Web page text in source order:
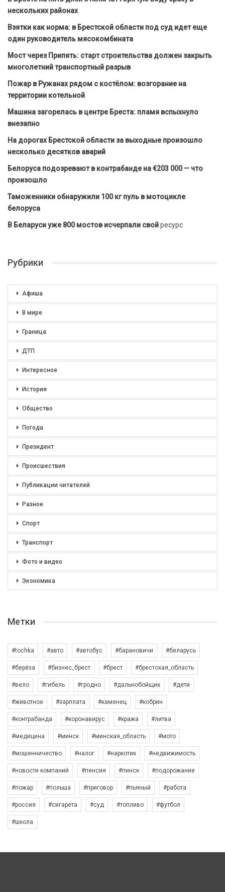
нескольких районах
Взятки как норма: в Брестской области под суд идет еще
один руководитель мясокомбината
Мост через Припять: старт строительства должен закрыть
многолетний транспортный разрыв
Пожар в Ружанах рядом с костёлом: возгорание на
территории котельной
Машина загорелась в центре Бреста: пламя вспыхнуло
внезапно
На дорогах Брестской области за выходные произошло
несколько десятков аварий
Белоруса подозревают в контрабанде на €203 000 — что
произошло
Таможенники обнаружили 100 кг пуль в мотоцикле
белоруса
В Беларуси уже 800 мостов исчерпали свойресурс
Рубрики
Афиша
В мире
Граница
ДТП
Интересное
История
Общество
Погода
Президент
Происшествия
Публикации читателей
Разное
Спорт
Транспорт
Фото и видео
Экономика
Метки
#tochka #авто #автобус #барановичи #беларусь
#берёза #бизнес_брест #брест #брестская_область
#вело #гибель #гродно #дальнобойщик #дети
#животное #зарплата #каменец #кобрин
#контрабанда #коронавирус #кража #литва
#медицина #минск #минская_область #мото
#мошенничество #налог #наркотик #недвижимость
#новости компаний #пенсия #пинск #подорожание
#пожар #польша #приговор #пьяный #работа
#россия #сигарета #суд #топливо #футбол
#школа